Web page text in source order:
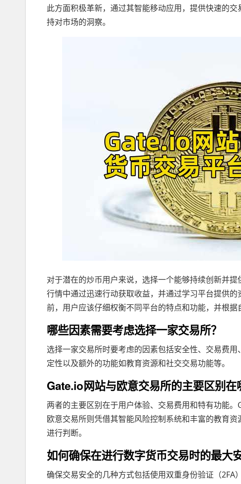
此方面积极革新，通过其智能移动应用，提供快速的
持对市场的洞察。
对于潜在的炒币用户来说，选择一个能够持续创新并
行情中通过迅速行动获取收益，并通过学习平台提供
前，用户应该仔细权衡不同平台的特点和功能，并根据
哪些因素需要考虑选择一家交易所？
选择一家交易所时要考虑的因素包括安全性、交易费
定性以及额外的功能如教育资源和社交交易功能等。
Gate.io网站与欧意交易所的主要区别在
两者的主要区别在于用户体验、交易费用和特有功能
欧意交易所则凭借其智能风险控制系统和丰富的教育
进行判断。
如何确保在进行数字货币交易时的最大
确保交易安全的几种方式包括使用双重身份验证（